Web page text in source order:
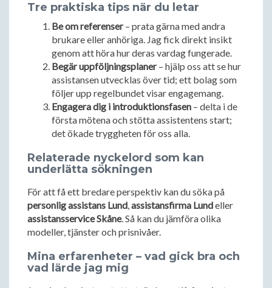
Tre praktiska tips när du letar
Be om referenser– prata gärna med andra
brukare eller anhöriga. Jag fick direkt insikt
genom att höra hur deras vardag fungerade.
Begär uppföljningsplaner– hjälp oss att se hur
assistansen utvecklas över tid; ett bolag som
följer upp regelbundet visar engagemang.
Engagera dig i introduktionsfasen – delta i de
första mötena och stötta assistentens start;
det ökade tryggheten för oss alla.
Relaterade nyckelord som kan
underlätta sökningen
För att få ett bredare perspektiv kan du söka på
personlig assistans Lund,assistansfirma Lundeller
assistansservice Skåne. Så kan du jämföra olika
modeller, tjänster och prisnivåer.
Mina erfarenheter – vad gick bra och
vad lärde jag mig